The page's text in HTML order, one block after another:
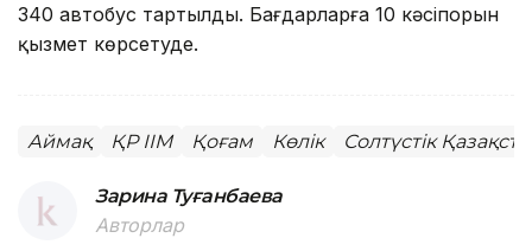
340 автобус тартылды. Бағдарларға 10 кәсіпорын
қызмет көрсетуде.
Аймақ ҚР ІІМ Қоғам Көлік Солтүстік
Зарина Туғанбаева
Авторлар